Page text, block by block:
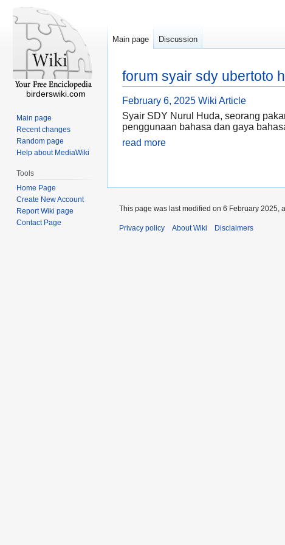
forum syair sdy ubertoto
February 6, 2025 Wiki Article
Syair SDY Nurul Huda, seorang
penggunaan bahasa dan gaya
read more
Main page Discussion
birderswiki.com
Main page
Recent changes
Random page
Help about MediaWiki
Tools
Home Page
Create New Account
Report Wiki page
Contact Page
This page was last modified on 6 February 2025,
Privacy policy About Wiki Disclaimers